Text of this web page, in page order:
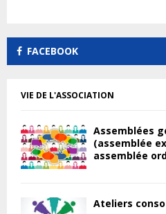
FACEBOOK
VIE DE L'ASSOCIATION
Assemblées
(assemblée
assemblée
Ateliers